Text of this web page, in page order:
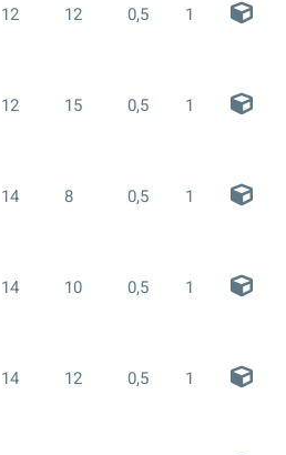
12 12 0,5 1
12 15 0,5 1
14 8 0,5 1
14 10 0,5 1
14 12 0,5 1